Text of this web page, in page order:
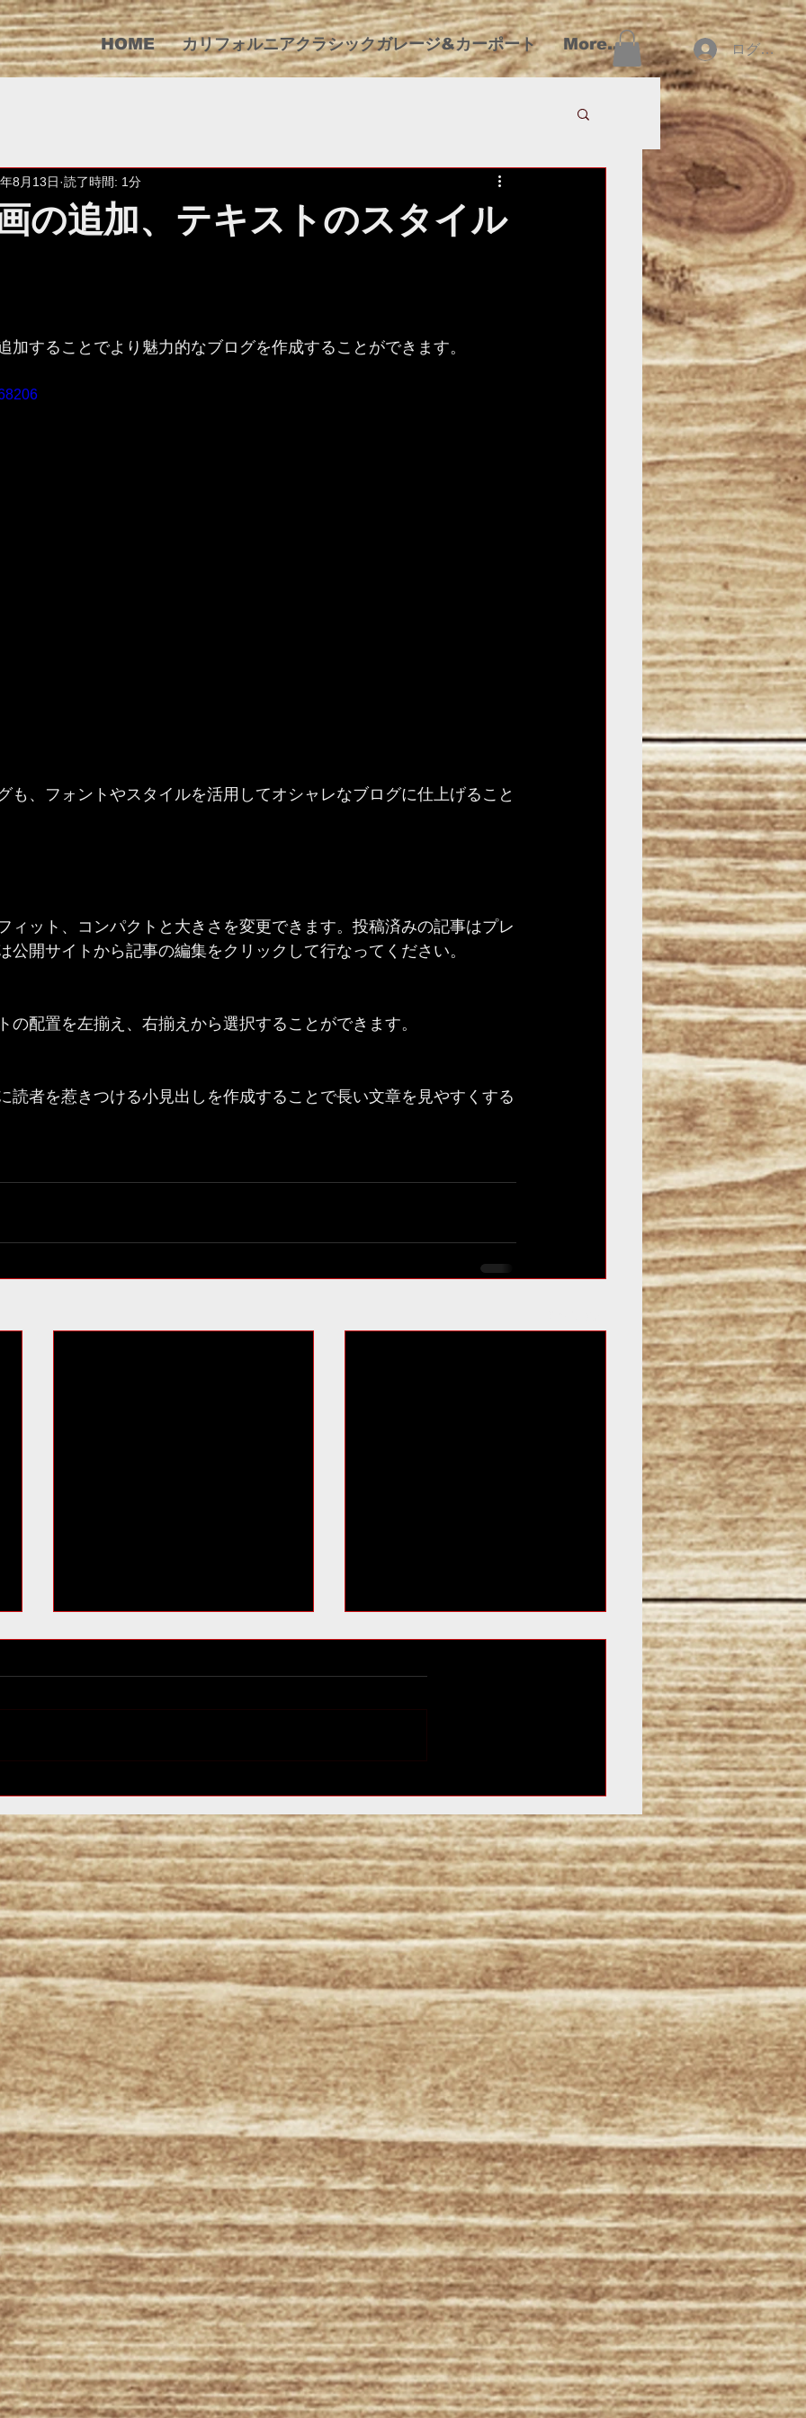
HOME カリフォルニアクラシックガレージ&カーポート More... ログイン
の追加、テキストのスタイル
8月13日 読了時間: 1分
加することでより魅力的なブログを作成することができます。
も、フォントやスタイルを活用してオシャレなブログに仕上げること
ィット、コンパクトと大きさを変更できます。投稿済みの記事はプレ
公開サイトから記事の編集をクリックして行なってください。
の配置を左揃え、右揃えから選択することができます。
読者を惹きつける小見出しを作成することで長い文章を見やすくする
ーアメリカンサンデーに出店
しました。